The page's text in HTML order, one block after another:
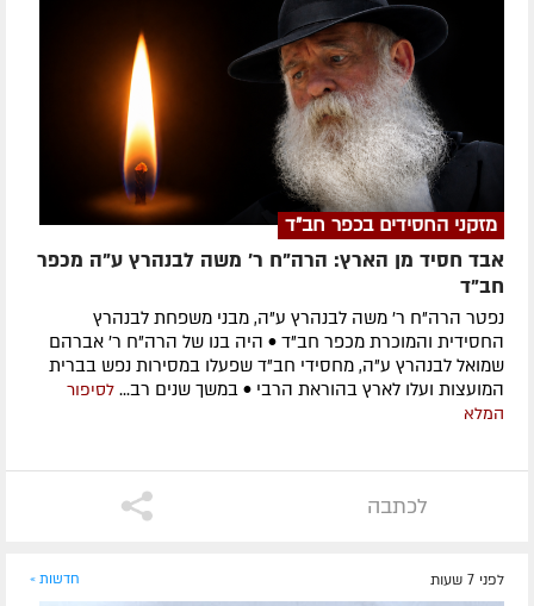
מזקני החסידים בכפר חב"ד
אבד חסיד מן הארץ: הרה"ח ר' משה לבנהרץ ע"ה מכפר
חב"ד
נפטר הרה"ח ר' משה לבנהרץ ע"ה, מבני משפחת לבנהרץ
החסידית והמוכרת מכפר חב"ד • היה בנו של הרה"ח ר' אברהם
שמואל לבנהרץ ע"ה, מחסידי חב"ד שפעלו במסירות נפש בברית
המועצות ועלו לארץ בהוראת הרבי • במשך שנים רב... לסיפור
המלא
לכתבה
לפני 7 שעות חדשות »